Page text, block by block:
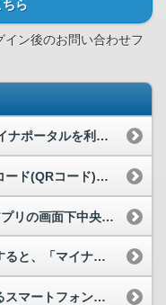
ら
イン後のお問い合わせフ
二次元コード(QRコード)を用いてマイナポータルを利用するために準備するものやパソコンの設定、...
マイナポータルアプリから、二次元コード(QRコード)を使ったログインができません。
Android版やiOS版マイナポータルアプリの画面下中央に表示されている「読取り」ボタンをタ...
マイナンバーカードを読み取ろうとすると、「マイナポータルアプリが起動できませんでした」と表示さ...
マイナポータルアプリに対応しているスマートフォン等を教えてください。